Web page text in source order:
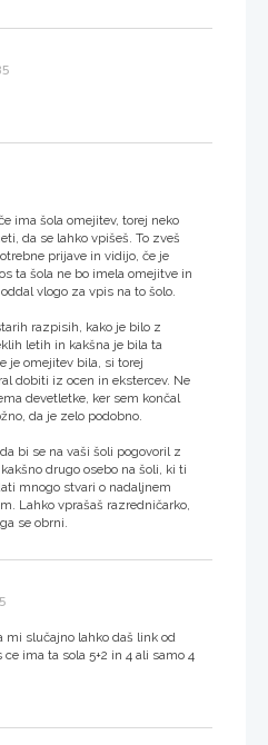
ima šola omejitev, torej neko
da se lahko vpišeš. To zveš
prijave in vidijo, če je
ta šola ne bo imela omejitve in
vlogo za vpis na to šolo.
razpisih, kako je bilo z
letih in kakšna je bila ta
je omejitev bila, si torej
dobiti iz ocen in ekstercev. Ne
devetletke, ker sem končal
da je zelo podobno.
bi se na vaši šoli pogovoril z
drugo osebo na šoli, ki ti
mnogo stvari o nadaljnem
Lahko vprašaš razredničarko,
se obrni.
mi slučajno lahko daš link od
ima ta sola 5+2 in 4 ali samo 4